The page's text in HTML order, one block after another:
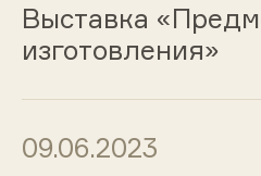
Выставка
изготовления»
09.06.2023